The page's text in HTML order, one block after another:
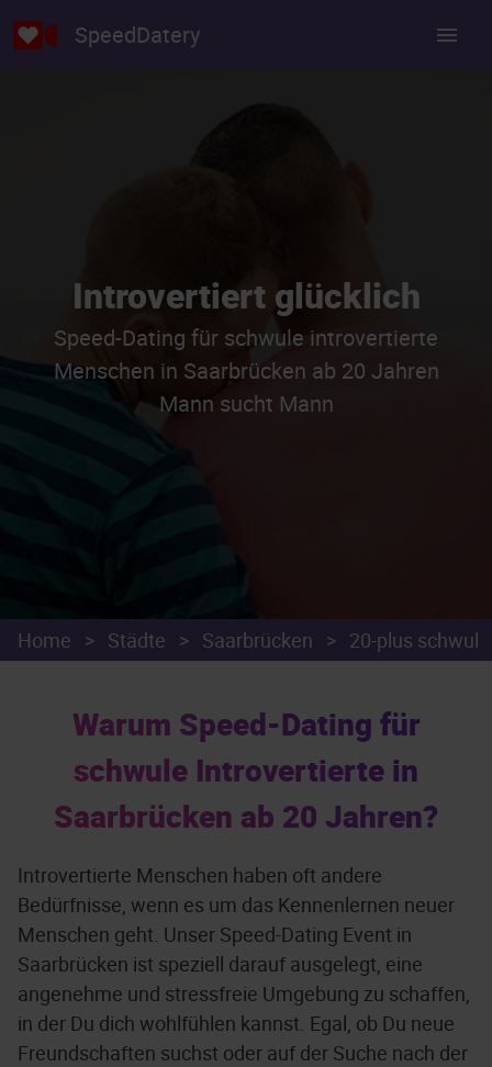
SpeedDatery
Introvertiert glücklich
Speed-Dating für schwule introvertierte
Menschen in Saarbrücken ab 20 Jahren
Mann sucht Mann
Home > Städte > Saarbrücken > 20-plus schwul
Warum Speed-Dating für
schwule Introvertierte in
Saarbrücken ab 20 Jahren?
Introvertierte Menschen haben oft andere
Bedürfnisse, wenn es um das Kennenlernen neuer
Menschen geht. Unser Speed-Dating Event in
Saarbrücken ist speziell darauf ausgelegt, eine
angenehme und stressfreie Umgebung zu schaffen,
in der Du dich wohlfühlen kannst. Egal, ob Du neue
Freundschaften suchst oder auf der Suche nach der